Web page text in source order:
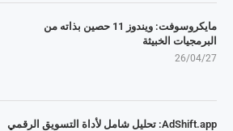
مايكروسوفت: ويندوز 11 حصين بذاته من
البرمجيات الخبيثة
26/04/27
AdShift.app: تحليل شامل لأداة التسويق الرقمي